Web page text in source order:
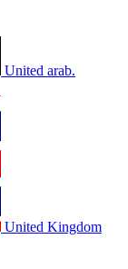
United arab.
United Kingdom